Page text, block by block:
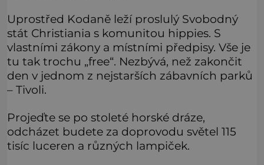
Uprostřed Kodaně leží proslulý Svobodný
stát Christiania s komunitou hippies. S
vlastními zákony a místními předpisy. Vše je
tu tak trochu „free“. Nezbývá, než zakončit
den v jednom z nejstarších zábavních parků
– Tivoli.
Projeďte se po stoleté horské dráze,
odcházet budete za doprovodu světel 115
tisíc luceren a různých lampiček.